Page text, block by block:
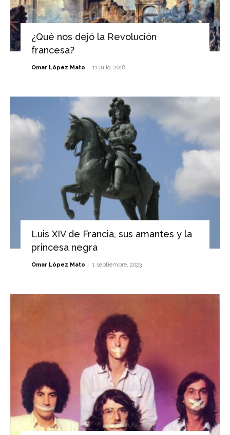
¿Qué nos dejó la Revolución
francesa?
Omar López Mato - 11 julio, 2018
Luis XIV de Francia, sus amantes y la
princesa negra
Omar López Mato - 1 septiembre, 2023